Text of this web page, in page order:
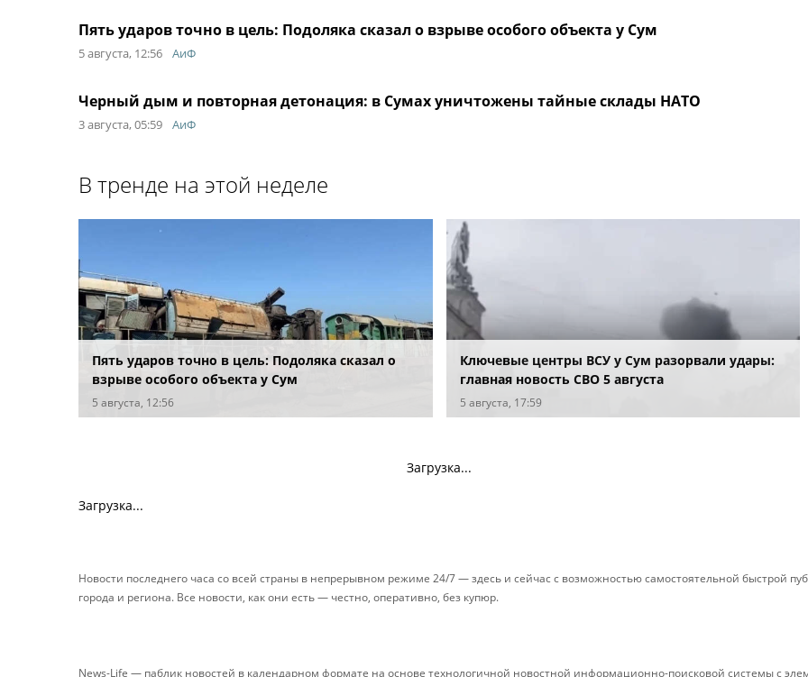
Пять ударов точно в цель: Подоляка сказал о взрыве особого объекта у Сум
5 августа, 12:56 АиФ
Черный дым и повторная детонация: в Сумах уничтожены тайные склады НАТО
3 августа, 05:59 АиФ
В тренде на этой неделе
Пять ударов точно в цель: Подоляка сказал о
взрыве особого объекта у Сум
5 августа, 12:56
Ключевые центры ВСУ у Сум разорвали удары:
главная новость СВО 5 августа
5 августа, 17:59
Загрузка...
Загрузка...
Новости последнего часа со всей страны в непрерывном режиме 24/7 — здесь и сейчас с возможностью самостоятельной быстрой
города и региона. Все новости, как они есть — честно, оперативно, без купюр.
News-Life — паблик новостей в календарном формате на основе технологичной новостной информационно-поисковой системы с